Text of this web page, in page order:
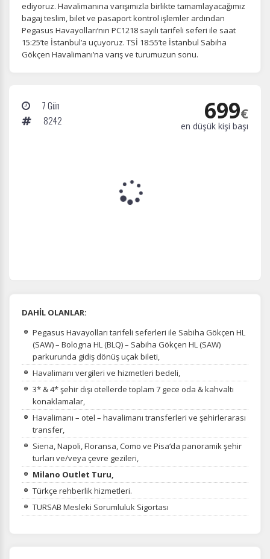
ediyoruz. Havalimanına varışımızla birlikte tamamlayacağımız
bagaj teslim, bilet ve pasaport kontrol işlemler ardından
Pegasus Havayolları‘nın PC1218 sayılı tarifeli seferi ile saat
15:25’te İstanbul’a uçuyoruz. TSİ 18:55’te İstanbul Sabiha
Gökçen Havalimanı’na varış ve turumuzun sonu.
7 Gün
8242
699€
en düşük kişi başı
DAHİL OLANLAR:
Pegasus Havayolları tarifeli seferleri ile Sabiha Gökçen HL
(SAW) – Bologna HL (BLQ) – Sabiha Gökçen HL (SAW)
parkurunda gidiş dönüş uçak bileti,
Havalimanı vergileri ve hizmetleri bedeli,
3* & 4* şehir dışı otellerde toplam 7 gece oda & kahvaltı
konaklamalar,
Havalimanı – otel – havalimanı transferleri ve şehirlerarası
transfer,
Siena, Napoli, Floransa, Como ve Pisa‘da panoramik şehir
turları ve/veya çevre gezileri,
Milano Outlet Turu,
Türkçe rehberlik hizmetleri.
TURSAB Mesleki Sorumluluk Sigortası